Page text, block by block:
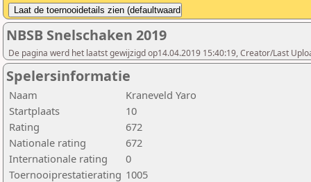
NBSB Snelschaken 2019
De pagina werd het laatst gewijzigd op14.04.2019 15:40:19, Creator/Last
Spelersinformatie
Naam
Kraneveld Yaro
Startplaats
10
Rating
672
Nationale rating
672
Internationale rating
0
Toernooiprestatierating 1005